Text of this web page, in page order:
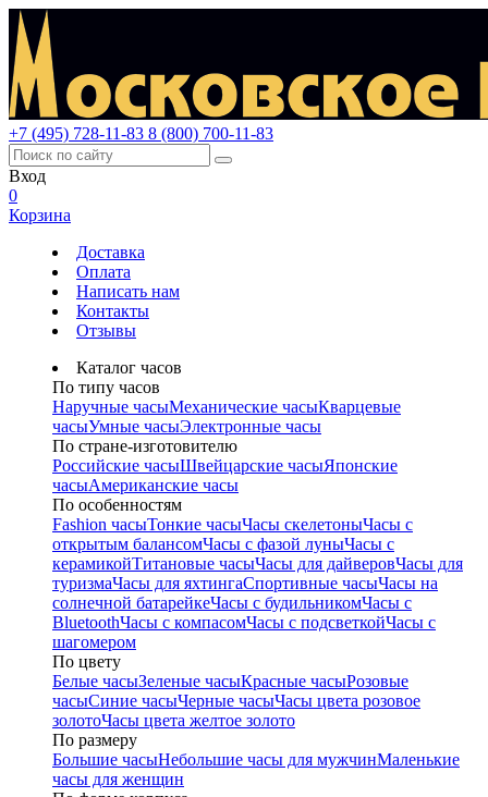
+7 (495) 728-11-83 8 (800) 700-11-83
Вход
0
Корзина
Доставка
Оплата
Написать нам
Контакты
Отзывы
Каталог часов
По типу часов
Наручные часыМеханические часыКварцевые
часыУмные часыЭлектронные часы
По стране-изготовителю
Российские часыШвейцарские часыЯпонские
часыАмериканские часы
По особенностям
Fashion часыТонкие часыЧасы скелетоныЧасы с
открытым балансомЧасы с фазой луныЧасы с
керамикойТитановые часыЧасы для дайверовЧасы для
туризмаЧасы для яхтингаСпортивные часыЧасы на
солнечной батарейкеЧасы с будильникомЧасы с
BluetoothЧасы с компасомЧасы с подсветкойЧасы с
шагомером
По цвету
Белые часыЗеленые часыКрасные часыРозовые
часыСиние часыЧерные часыЧасы цвета розовое
золотоЧасы цвета желтое золото
По размеру
Большие часыНебольшие часы для мужчинМаленькие
часы для женщин